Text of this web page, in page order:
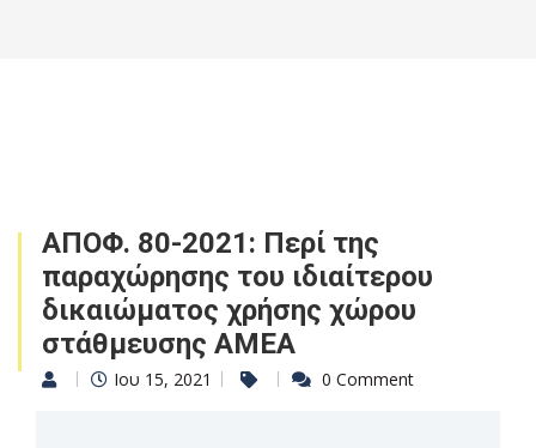
ΑΠΟΦ. 80-2021: Περί της
παραχώρησης του ιδιαίτερου
δικαιώματος χρήσης χώρου
στάθμευσης ΑΜΕΑ
Ιου 15, 2021 0 Comment